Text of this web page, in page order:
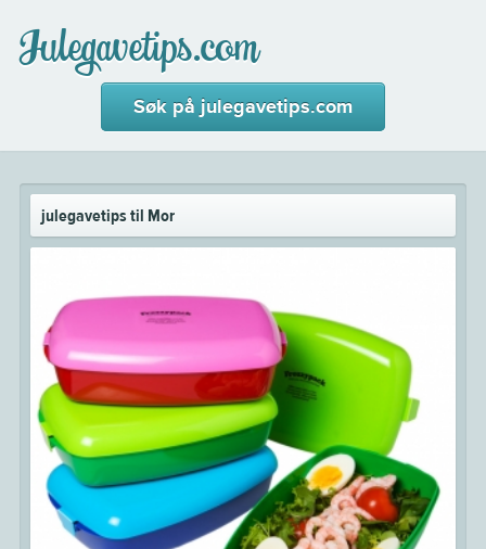
Julegavetips.com
Søk på julegavetips.com
julegavetips til Mor